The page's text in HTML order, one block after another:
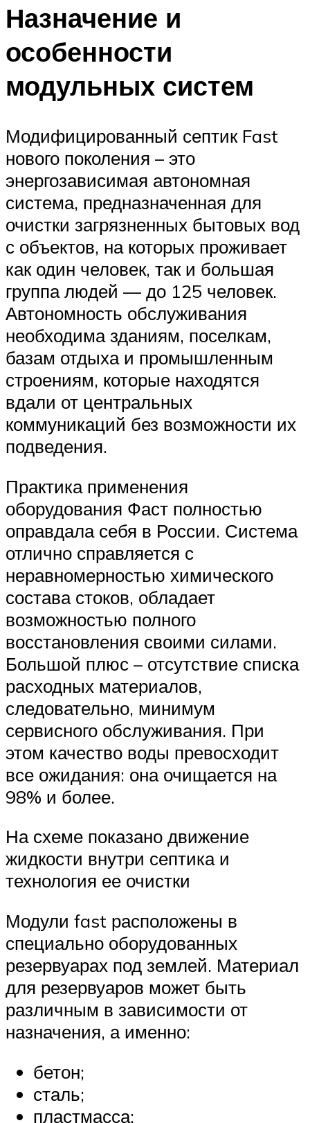
Назначение и
особенности
модульных систем
Модифицированный септик Fast
нового поколения – это
энергозависимая автономная
система, предназначенная для
очистки загрязненных бытовых вод
с объектов, на которых проживает
как один человек, так и большая
группа людей — до 125 человек.
Автономность обслуживания
необходима зданиям, поселкам,
базам отдыха и промышленным
строениям, которые находятся
вдали от центральных
коммуникаций без возможности их
подведения.
Практика применения
оборудования Фаст полностью
оправдала себя в России. Система
отлично справляется с
неравномерностью химического
состава стоков, обладает
возможностью полного
восстановления своими силами.
Большой плюс – отсутствие списка
расходных материалов,
следовательно, минимум
сервисного обслуживания. При
этом качество воды превосходит
все ожидания: она очищается на
98% и более.
На схеме показано движение
жидкости внутри септика и
технология ее очистки
Модули fast расположены в
специально оборудованных
резервуарах под землей. Материал
для резервуаров может быть
различным в зависимости от
назначения, а именно:
бетон;
сталь;
пластмасса;